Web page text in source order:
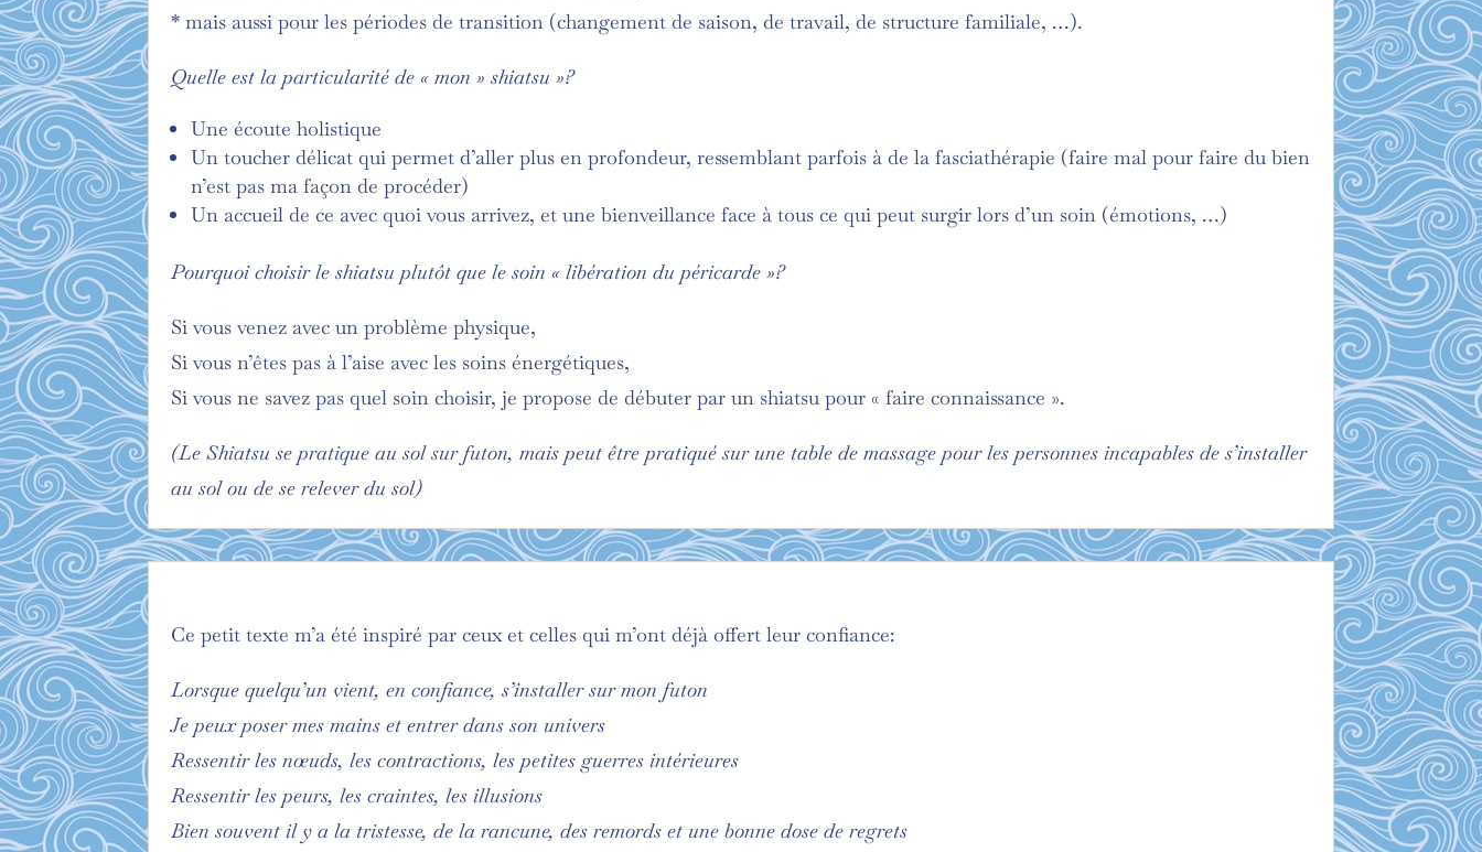
* mais aussi pour les périodes de transition (changement de saison, de travail, de structure familiale, …).
Quelle est la particularité de « mon » shiatsu »?
Une écoute holistique
Un toucher délicat qui permet d’aller plus en profondeur, ressemblant parfois à de la fasciathérapie (faire mal pour faire du bien
n’est pas ma façon de procéder)
Un accueil de ce avec quoi vous arrivez, et une bienveillance face à tous ce qui peut surgir lors d’un soin (émotions, …)
Pourquoi choisir le shiatsu plutôt que le soin « libération du péricarde »?
Si vous venez avec un problème physique,
Si vous n’êtes pas à l’aise avec les soins énergétiques,
Si vous ne savez pas quel soin choisir, je propose de débuter par un shiatsu pour « faire connaissance ».
(Le Shiatsu se pratique au sol sur futon, mais peut être pratiqué sur une table de massage pour les personnes incapables de s’installer
au sol ou de se relever du sol)
Ce petit texte m’a été inspiré par ceux et celles qui m’ont déjà offert leur confiance:
Lorsque quelqu’un vient, en confiance, s’installer sur mon futon
Je peux poser mes mains et entrer dans son univers
Ressentir les nœuds, les contractions, les petites guerres intérieures
Ressentir les peurs, les craintes, les illusions
Bien souvent il y a la tristesse, de la rancune, des remords et une bonne dose de regrets